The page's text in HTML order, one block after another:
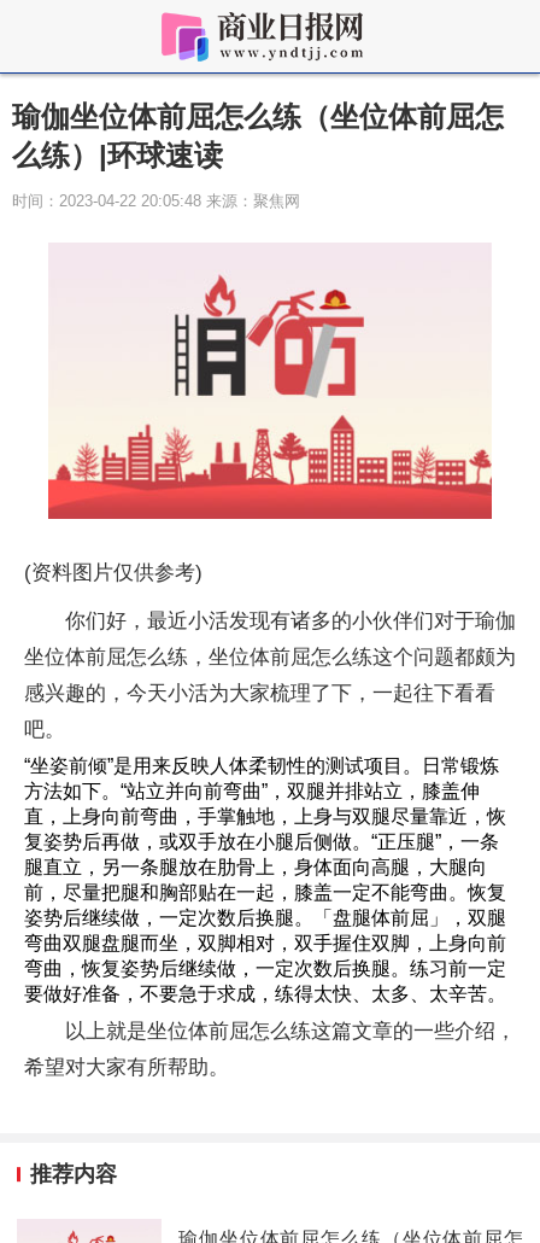
瑜伽坐位体前屈怎么练（坐位体前屈怎
么练）|环球速读
时间：2023-04-22 20:05:48 来源：聚焦网
(资料图片仅供参考)
你们好，最近小活发现有诸多的小伙伴们对于瑜伽
坐位体前屈怎么练，坐位体前屈怎么练这个问题都颇为
感兴趣的，今天小活为大家梳理了下，一起往下看看
吧。
“坐姿前倾”是用来反映人体柔韧性的测试项目。日常锻炼
方法如下。“站立并向前弯曲”，双腿并排站立，膝盖伸
直，上身向前弯曲，手掌触地，上身与双腿尽量靠近，恢
复姿势后再做，或双手放在小腿后侧做。“正压腿”，一条
腿直立，另一条腿放在肋骨上，身体面向高腿，大腿向
前，尽量把腿和胸部贴在一起，膝盖一定不能弯曲。恢复
姿势后继续做，一定次数后换腿。「盘腿体前屈」，双腿
弯曲双腿盘腿而坐，双脚相对，双手握住双脚，上身向前
弯曲，恢复姿势后继续做，一定次数后换腿。练习前一定
要做好准备，不要急于求成，练得太快、太多、太辛苦。
以上就是坐位体前屈怎么练这篇文章的一些介绍，
希望对大家有所帮助。
推荐内容
瑜伽坐位体前屈怎么练（坐位体前屈怎